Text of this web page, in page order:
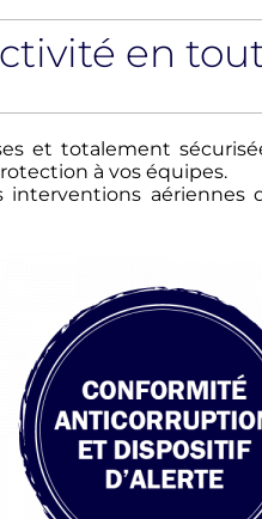
en
et totalement
à vos équipes.
aériennes